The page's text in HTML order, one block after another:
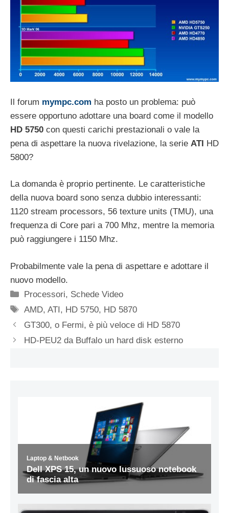
Il forum mympc.com ha posto un problema: può
essere opportuno adottare una board come il modello
HD 5750 con questi carichi prestazionali o vale la
pena di aspettare la nuova rivelazione, la serie ATI HD
5800?
La domanda è proprio pertinente. Le caratteristiche
della nuova board sono senza dubbio interessanti:
1120 stream processors, 56 texture units (TMU), una
frequenza di Core pari a 700 Mhz, mentre la memoria
può raggiungere i 1150 Mhz.
Probabilmente vale la pena di aspettare e adottare il
nuovo modello.
Categorie
Processori, Schede Video
Tag
AMD,ATI, HD 5750, HD 5870
GT300, o Fermi, è più veloce di HD 5870
HD-PEU2 da Buffalo un hard disk esterno